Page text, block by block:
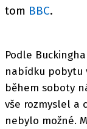
tom BBC.
Podle
nabídku pobytu
během soboty
vše rozmyslel a
nebylo možné.